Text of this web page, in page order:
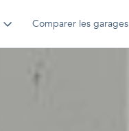
Comparer les garages